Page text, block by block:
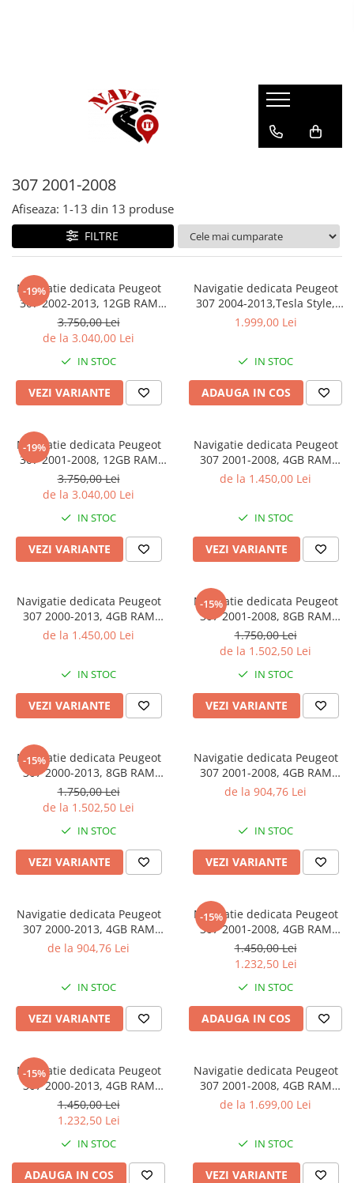
307 2001-2008
Afiseaza: 1-13 din 13 produse
FILTRE
-19%
Navigatie dedicata Peugeot
307 2002-2013, 12GB RAM
256GB ROM, Android 13,
Rezolutie 2K, Display QLED,
9", DSP, Carplay, Android
Auto, Internet, Youtube,
Waze, Wi Fi, USB
3.750,00 Lei
de la 3.040,00 Lei
IN STOC
VEZI VARIANTE
Navigatie dedicata Peugeot
307 2004-2013,Tesla Style,
ANDROID 13,Carplay&Android
1.999,00 Lei
IN STOC
ADAUGA IN COS
-19%
Navigatie dedicata Peugeot
307 2001-2008, 12GB RAM
256GB ROM, Android 13,
Rezolutie 2K, Display QLED,
9", DSP, Carplay, Android
Auto, Internet, Youtube,
Waze,
3.750,00 Lei
de la 3.040,00 Lei
IN STOC
VEZI VARIANTE
Navigatie dedicata Peugeot
307 2001-2008, 4GB RAM
32GB ROM, Octacore, Android
4G, Bluetooth, Ventilator Activ
de la 1.450,00 Lei
IN STOC
VEZI VARIANTE
Navigatie dedicata Peugeot
307 2000-2013, 4GB RAM
32GB ROM, Octacore, Android
4G, Bluetooth, Ventilator Activ
de la 1.450,00 Lei
IN STOC
VEZI VARIANTE
-15%
Navigatie dedicata Peugeot
307 2001-2008, 8GB RAM
128GB ROM, Octacore,
Platforma TS18, Android 14,
Display QLED 9", Suporta
camera 360", DSP,
Carplay&An
1.750,00 Lei
de la 1.502,50 Lei
IN STOC
VEZI VARIANTE
-15%
Navigatie dedicata Peugeot
307 2000-2013, 8GB RAM
128GB ROM, Octacore,
Platforma TS18, Android 14,
Display QLED 9", Suporta
camera 360", DSP,
Carplay&Android Auto,
1.750,00 Lei
de la 1.502,50 Lei
IN STOC
VEZI VARIANTE
Navigatie dedicata Peugeot
307 2001-2008, 4GB RAM
64GB ROM, Android 14,
FI,USB,Bluetooth,Mirrorlink,
Suport camere Full
de la 904,76 Lei
IN STOC
VEZI VARIANTE
Navigatie dedicata Peugeot
307 2000-2013, 4GB RAM
64GB ROM, Quad Core,
Magazin Play, Suport Camere
AHD
de la 904,76 Lei
IN STOC
VEZI VARIANTE
-15%
Navigatie dedicata Peugeot
307 2001-2008, 4GB RAM
64GB ROM, Octacore, Android
14, Display QLED 9",
Carplay&Android Auto, SIM
4G, Ventilator Activ
1.450,00 Lei
1.232,50 Lei
IN STOC
ADAUGA IN COS
-15%
Navigatie dedicata Peugeot
307 2000-2013, 4GB RAM
64GB ROM, Octacore, Android
14, Display QLED 9",
Carplay&Android Auto, SIM
4G, Ventilator Activ
1.450,00 Lei
1.232,50 Lei
IN STOC
ADAUGA IN COS
Navigatie dedicata Peugeot
307 2001-2008, 4GB RAM
64GB ROM, Procesor
9", DSP, Carplay&Android
Auto, SIM 4G
de la 1.699,00 Lei
IN STOC
VEZI VARIANTE